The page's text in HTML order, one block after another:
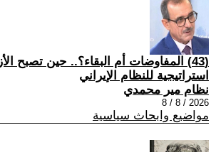
(43) المفاوضات أم البقاء؟.. حين تصبح
استراتيجية للنظام الإيراني
نظام مير محمدي
2026 / 8 / 8
مواضيع وابحاث سياسية